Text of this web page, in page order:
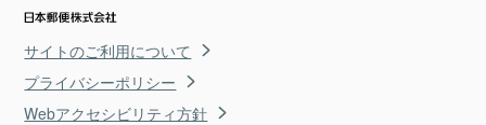
サイトのご利用について
プライバシーポリシー
Webアクセシビリティ方針